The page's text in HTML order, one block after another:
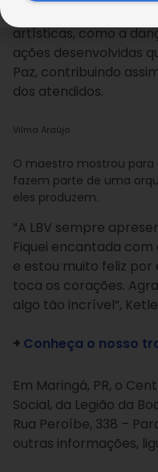
artísticas, como a
ações desenvolvidas
Paz, contribuindo
dos atendidos.
Vilma Araújo
O maestro mostrou
fazem parte de uma
eles produzem.
“A LBV sempre
Fiquei encantada
e estou muito feliz por
toca os corações.
algo tão incrível”,
+ Conheça o nosso
Em Maringá, PR, o
Social, da Legião da
Rua Peroíbe, 338 –
outras informações,